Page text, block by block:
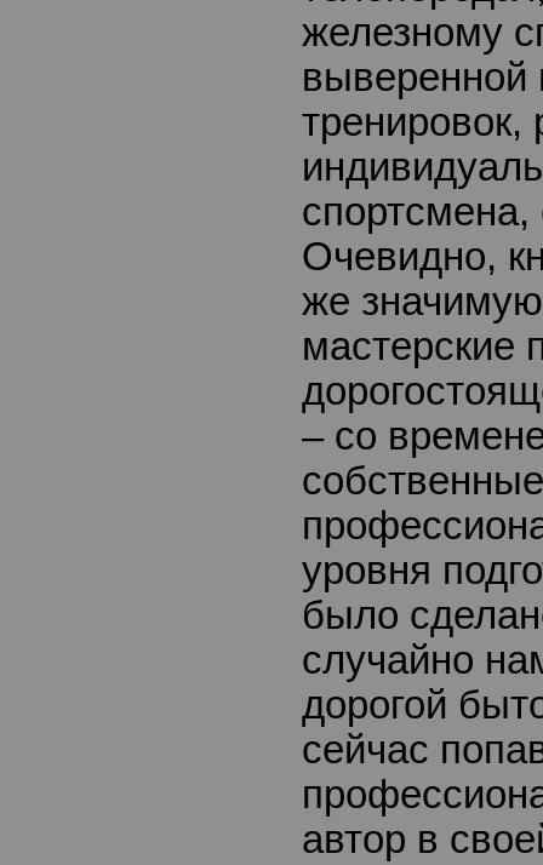
железному
тренировок,
Очевидно,
же
мастерские
– со
уровня
было
случайно
дорогой
сейчас
автор в